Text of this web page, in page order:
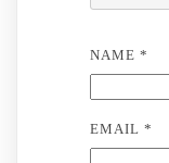
NAME *
EMAIL *